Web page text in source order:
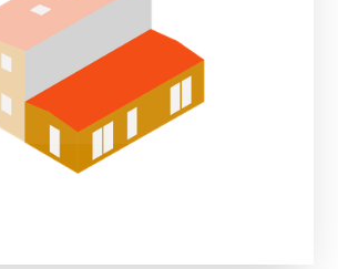
onze aanbouwprojecten